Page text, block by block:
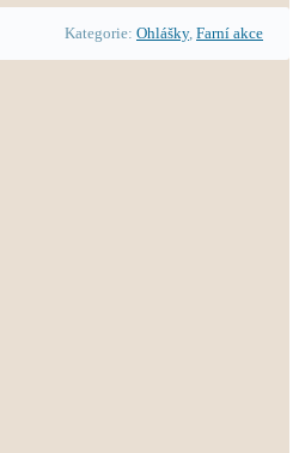
Kategorie: Ohlášky, Farní akce